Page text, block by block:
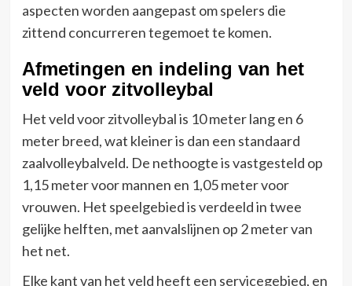
aspecten worden aangepast om spelers die
zittend concurreren tegemoet te komen.
Afmetingen en indeling van het
veld voor zitvolleybal
Het veld voor zitvolleybal is 10 meter lang en 6
meter breed, wat kleiner is dan een standaard
zaalvolleybalveld. De nethoogte is vastgesteld op
1,15 meter voor mannen en 1,05 meter voor
vrouwen. Het speelgebied is verdeeld in twee
gelijke helften, met aanvalslijnen op 2 meter van
het net.
Elke kant van het veld heeft een servicegebied, en